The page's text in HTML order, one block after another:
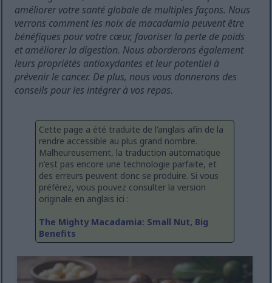
améliorer votre santé globale de multiples façons. Nous
verrons comment les noix de macadamia peuvent être
bénéfiques pour votre cœur, favoriser la perte de poids
et améliorer la digestion. Nous aborderons également
leurs propriétés antioxydantes et leur potentiel à
prévenir le cancer. De plus, nous vous donnerons des
conseils pour les intégrer à vos repas.
Cette page a été traduite de l'anglais afin de la
rendre accessible au plus grand nombre.
Malheureusement, la traduction automatique
n'est pas encore une technologie parfaite, et
des erreurs peuvent donc se produire. Si vous
préférez, vous pouvez consulter la version
originale en anglais ici :
The Mighty Macadamia: Small Nut, Big
Benefits